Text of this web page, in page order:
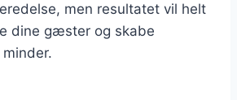
men resultatet vil helt
dine gæster og skabe